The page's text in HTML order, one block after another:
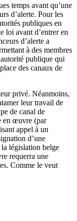
temps avant qu’une
d’alerte. Pour les
publiques en
loi avant d’entrer en
d’alerte a
à des membres
publique qui
des canaux de
privé. Néanmoins,
leur travail de
de canal de
en œuvre (par
appel à un
d’une
législation belge
requerra une
Comme le veut